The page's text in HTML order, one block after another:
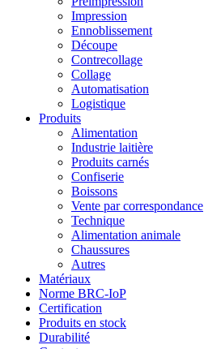
Impression
Ennoblissement
Découpe
Contrecollage
Collage
Automatisation
Logistique
Produits
Alimentation
Industrie laitière
Produits carnés
Confiserie
Boissons
Vente par correspondance
Technique
Alimentation animale
Chaussures
Autres
Matériaux
Norme BRC-IoP
Certification
Produits en stock
Durabilité